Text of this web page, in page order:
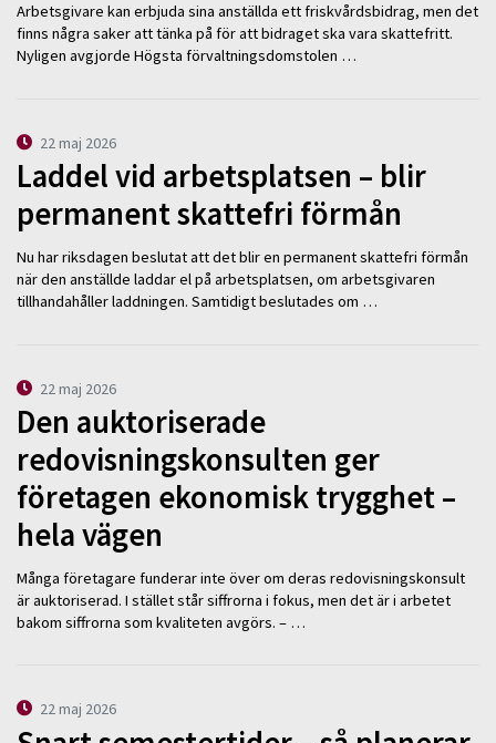
Arbetsgivare kan erbjuda sina anställda ett friskvårdsbidrag, men det
finns några saker att tänka på för att bidraget ska vara skattefritt.
Nyligen avgjorde Högsta förvaltningsdomstolen …
22 maj 2026
Laddel vid arbetsplatsen – blir
permanent skattefri förmån
Nu har riksdagen beslutat att det blir en permanent skattefri förmån
när den anställde laddar el på arbetsplatsen, om arbetsgivaren
tillhandahåller laddningen. Samtidigt beslutades om …
22 maj 2026
Den auktoriserade
redovisningskonsulten ger
företagen ekonomisk trygghet –
hela vägen
Många företagare funderar inte över om deras redovisningskonsult
är auktoriserad. I stället står siffrorna i fokus, men det är i arbetet
bakom siffrorna som kvaliteten avgörs. – …
22 maj 2026